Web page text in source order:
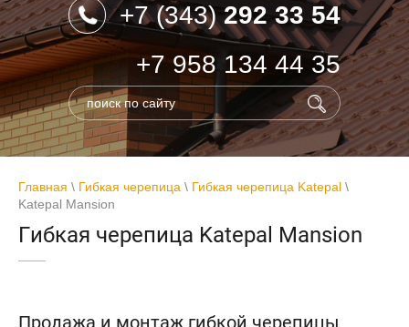
+7 (343)292 33 54
+7 958 134 44 35
Главная \ Гибкая черепица \ Гибкая черепица Katepal \
Katepal Mansion
Гибкая черепица Katepal Mansion
Продажа и монтаж гибкой черепицы